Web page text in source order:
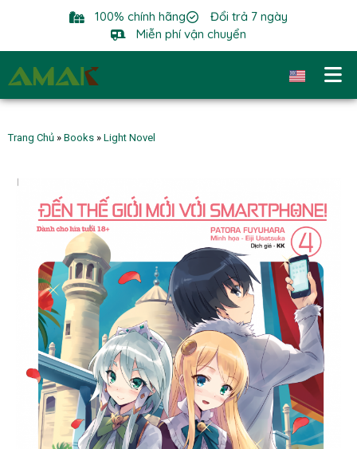
100% chính hãng
Đổi trả 7 ngày
Miễn phí vận chuyển
Trang Chủ » Books » Light Novel